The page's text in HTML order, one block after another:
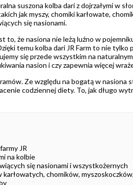
suszona kolba dari z dojrzałymi w
jak myszy, chomiki karłowate,
się nasionami.
to, że nasiona nie leżą luźno w
temu kolba dari JR Farm to nie
się przede wszystkim na
nasion i czy zapewnia więcej
Ze względu na bogatą w
codziennej diety. To, jak długo
JR
na kolbie
się nasionami i wszystkożernych
karłowatych, chomików,